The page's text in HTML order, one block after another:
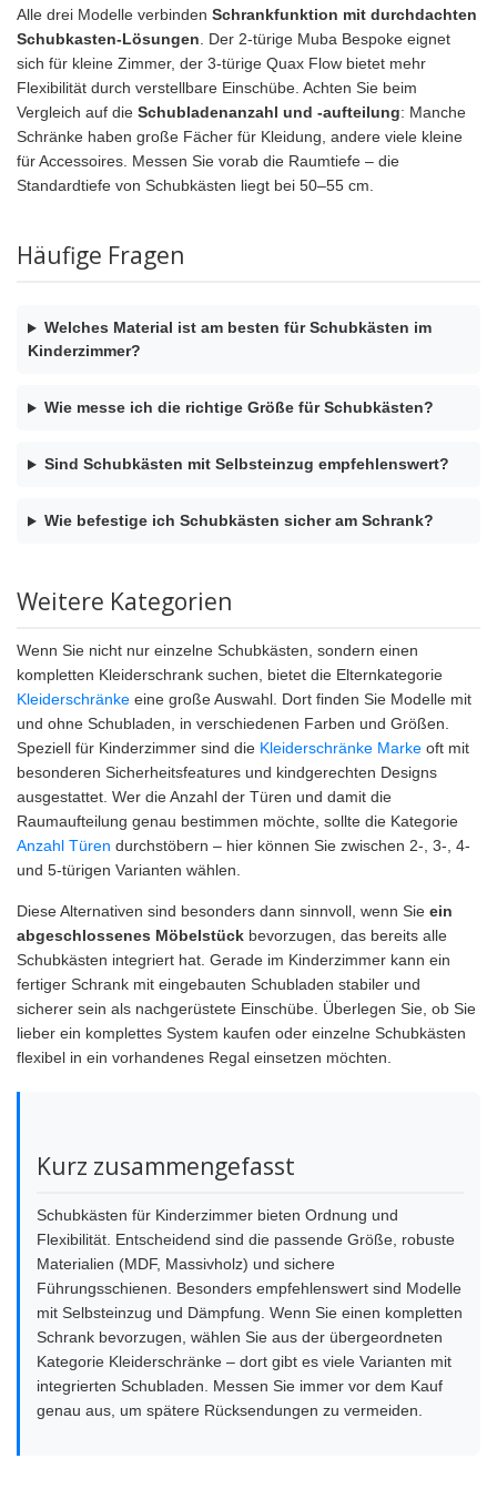
Alle drei Modelle verbinden Schrankfunktion mit durchdachten
Schubkasten-Lösungen. Der 2-türige Muba Bespoke eignet
sich für kleine Zimmer, der 3-türige Quax Flow bietet mehr
Flexibilität durch verstellbare Einschübe. Achten Sie beim
Vergleich auf die Schubladenanzahl und -aufteilung: Manche
Schränke haben große Fächer für Kleidung, andere viele kleine
für Accessoires. Messen Sie vorab die Raumtiefe – die
Standardtiefe von Schubkästen liegt bei 50–55 cm.
Häufige Fragen
Welches Material ist am besten für Schubkästen im
Kinderzimmer?
Wie messe ich die richtige Größe für Schubkästen?
Sind Schubkästen mit Selbsteinzug empfehlenswert?
Wie befestige ich Schubkästen sicher am Schrank?
Weitere Kategorien
Wenn Sie nicht nur einzelne Schubkästen, sondern einen
kompletten Kleiderschrank suchen, bietet die Elternkategorie
Kleiderschränke eine große Auswahl. Dort finden Sie Modelle mit
und ohne Schubladen, in verschiedenen Farben und Größen.
Speziell für Kinderzimmer sind die Kleiderschränke Marke oft mit
besonderen Sicherheitsfeatures und kindgerechten Designs
ausgestattet. Wer die Anzahl der Türen und damit die
Raumaufteilung genau bestimmen möchte, sollte die Kategorie
Anzahl Türen durchstöbern – hier können Sie zwischen 2-, 3-, 4-
und 5-türigen Varianten wählen.
Diese Alternativen sind besonders dann sinnvoll, wenn Sie ein
abgeschlossenes Möbelstück bevorzugen, das bereits alle
Schubkästen integriert hat. Gerade im Kinderzimmer kann ein
fertiger Schrank mit eingebauten Schubladen stabiler und
sicherer sein als nachgerüstete Einschübe. Überlegen Sie, ob Sie
lieber ein komplettes System kaufen oder einzelne Schubkästen
flexibel in ein vorhandenes Regal einsetzen möchten.
Kurz zusammengefasst
Schubkästen für Kinderzimmer bieten Ordnung und
Flexibilität. Entscheidend sind die passende Größe, robuste
Materialien (MDF, Massivholz) und sichere
Führungsschienen. Besonders empfehlenswert sind Modelle
mit Selbsteinzug und Dämpfung. Wenn Sie einen kompletten
Schrank bevorzugen, wählen Sie aus der übergeordneten
Kategorie Kleiderschränke – dort gibt es viele Varianten mit
integrierten Schubladen. Messen Sie immer vor dem Kauf
genau aus, um spätere Rücksendungen zu vermeiden.